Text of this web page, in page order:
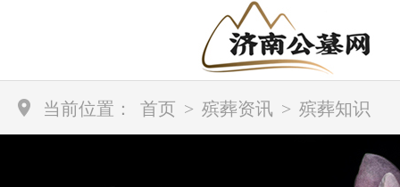
当前位置： 首页 > 殡葬资讯 > 殡葬知识